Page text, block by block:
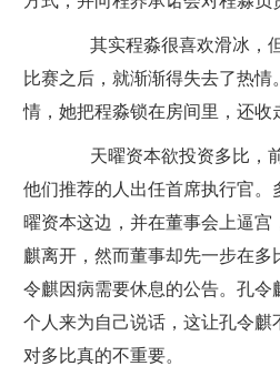
其实程淼很喜欢滑冰，
比赛之后，就渐渐得失去了热
情，她把程淼锁在房间里，还收
天曜资本欲投资多比，
他们推荐的人出任首席执行官。
曜资本这边，并在董事会上逼宫
麒离开，然而董事却先一步在
令麒因病需要休息的公告。孔令
个人来为自己说话，这让孔令麒
对多比真的不重要。